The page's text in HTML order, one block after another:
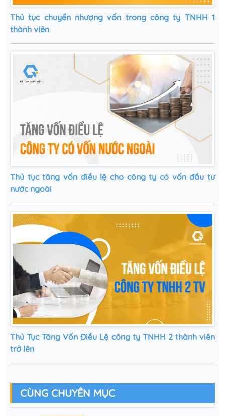
Thủ tục chuyển nhượng vốn trong công ty TNHH 1
thành viên
Thủ tục tăng vốn điều lệ cho công ty có vốn đầu tư
nước ngoài
Thủ Tục Tăng Vốn Điều Lệ công ty TNHH 2 thành viên
trở lên
CÙNG CHUYÊN MỤC